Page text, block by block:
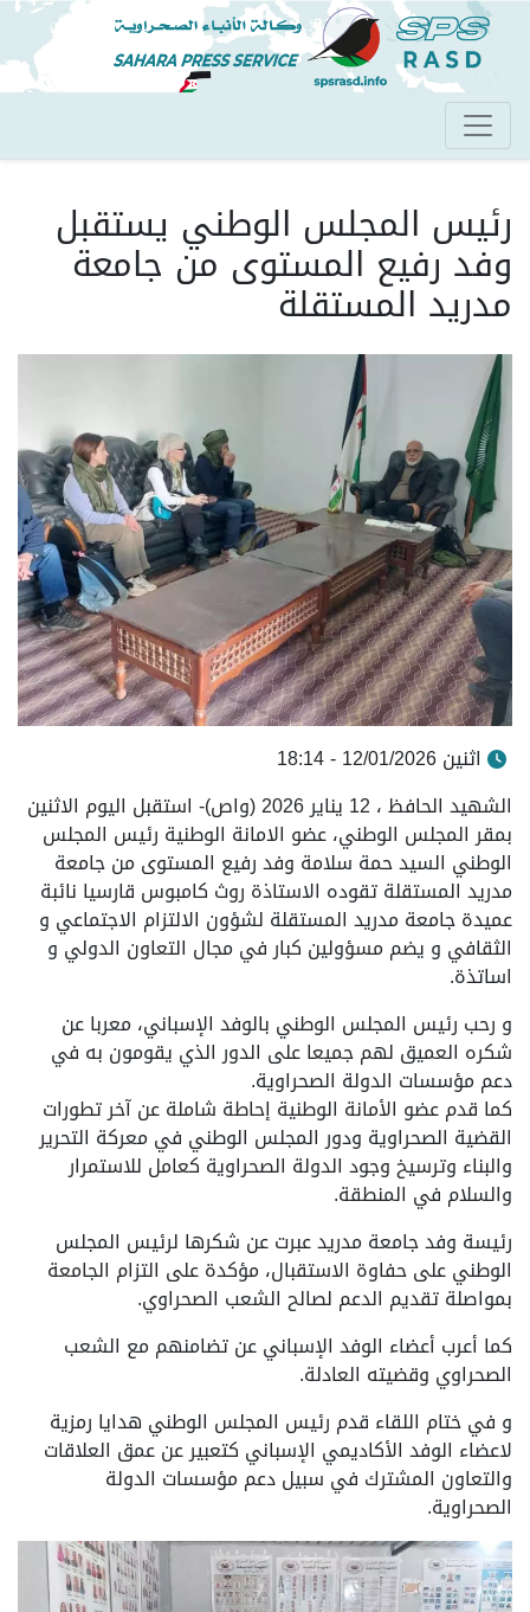
تجاوز
إلى
المحتوى
الرئيسي
رئيس المجلس الوطني يستقبل
وفد رفيع المستوى من جامعة
مدريد المستقلة
اثنين 12/01/2026 - 18:14
الشهيد الحافظ ، 12 يناير 2026 (واص)- استقبل اليوم الاثنين
بمقر المجلس الوطني، عضو الامانة الوطنية رئيس المجلس
الوطني السيد حمة سلامة وفد رفيع المستوى من جامعة
مدريد المستقلة تقوده الاستاذة روث كامبوس قارسيا نائبة
عميدة جامعة مدريد المستقلة لشؤون الالتزام الاجتماعي و
الثقافي و يضم مسؤولين كبار في مجال التعاون الدولي و
اساتذة.
و رحب رئيس المجلس الوطني بالوفد الإسباني، معربا عن
شكره العميق لهم جميعا على الدور الذي يقومون به في
دعم مؤسسات الدولة الصحراوية.
كما قدم عضو الأمانة الوطنية إحاطة شاملة عن آخر تطورات
القضية الصحراوية ودور المجلس الوطني في معركة التحرير
والبناء وترسيخ وجود الدولة الصحراوية كعامل للاستمرار
والسلام في المنطقة.
رئيسة وفد جامعة مدريد عبرت عن شكرها لرئيس المجلس
الوطني على حفاوة الاستقبال، مؤكدة على التزام الجامعة
بمواصلة تقديم الدعم لصالح الشعب الصحراوي.
كما أعرب أعضاء الوفد الإسباني عن تضامنهم مع الشعب
الصحراوي وقضيته العادلة.
و في ختام اللقاء قدم رئيس المجلس الوطني هدايا رمزية
لاعضاء الوفد الأكاديمي الإسباني كتعبير عن عمق العلاقات
والتعاون المشترك في سبيل دعم مؤسسات الدولة
الصحراوية.